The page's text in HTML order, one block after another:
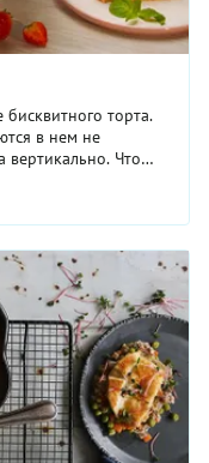
торта.
в нем не
вертикально. Что
по виду, так и на
достаточно
чтобы свернуть
рецепту, у
по-новому!